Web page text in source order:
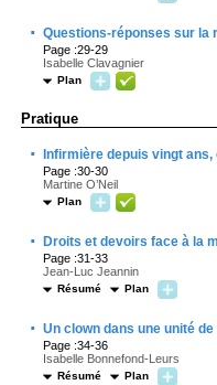
· Questions-réponses sur la
Page :29-29
Isabelle Clavagnier
Plan
Pratique
· Infirmière depuis vingt
Page :30-30
Martine O’Neil
Plan
· Droits et devoirs face à la
Page :31-33
Jean-Luc Jeannin
Résumé Plan
· Un clown dans une unité
Page :34-36
Isabelle Bonnefond-Leurs
Résumé Plan